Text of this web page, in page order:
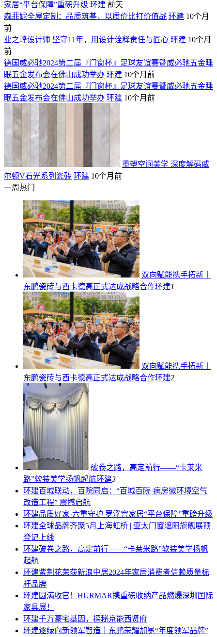
家居“平台保障”重磅升级 环建 前天
森菲妮全屋定制：品质筑基，以质价比打价值战 环建 10个月
前
业之峰设计师 坚守11年，用设计诠释责任与匠心 环建 10个月
前
德国威必驰2024第二届『门窗杯』足球友谊赛暨威必驰五金睡
眠五金发布会在佛山成功举办 环建 10个月前
德国威必驰2024第二届『门窗杯』足球友谊赛暨威必驰五金睡
眠五金发布会在佛山成功举办 环建 10个月前
重塑空间美学 深度解码威
尔顿V石光系列瓷砖 环建 10个月前
一周热门
双向赋能携手拓新丨
东鹏瓷砖与西卡德高正式达成战略合作环建1
双向赋能携手拓新丨
东鹏瓷砖与西卡德高正式达成战略合作环建2
破卷之路，高定前行——“卡莱米
路”软装美学扬帆起航环建3
环建百城联动，百院同启：“百城百院·病房微环境空气
改造工程” 震撼启航
环建品质好家·六重守护 罗浮宫家居“平台保障”重磅升级
环建全球品牌齐聚5月上海虹桥 | 亚太门窗遮阳旗舰展预
登记上线
环建破卷之路，高定前行——“卡莱米路”软装美学扬帆
起航
环建紫荆花荣获新浪中居2024年家居消费者信赖质量标
杆品牌
环建圆满收官！HURMAR携重磅收纳产品燃爆深圳国际
家具展！
环建千万豪宅基因，探秘京能西贤府
环建逐绿向新领军智造｜东鹏荣耀加冕“年度领军品牌”